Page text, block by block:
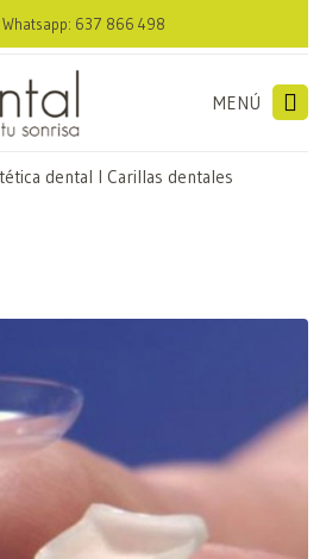
637 866 498
MENÚ
dental I Carillas dentales